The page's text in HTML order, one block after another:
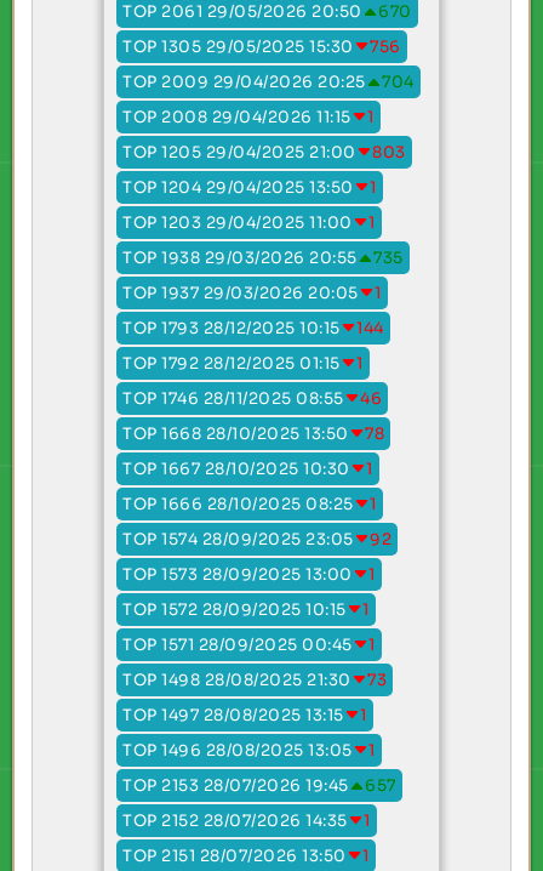
TOP 2061 29/05/2026 20:50
670
TOP 1305 29/05/2025 15:30
756
TOP 2009 29/04/2026 20:25
704
TOP 2008 29/04/2026 11:15
1
TOP 1205 29/04/2025 21:00
803
TOP 1204 29/04/2025 13:50
1
TOP 1203 29/04/2025 11:00
1
TOP 1938 29/03/2026 20:55
735
TOP 1937 29/03/2026 20:05
1
TOP 1793 28/12/2025 10:15
144
TOP 1792 28/12/2025 01:15
1
TOP 1746 28/11/2025 08:55
46
TOP 1668 28/10/2025 13:50
78
TOP 1667 28/10/2025 10:30
1
TOP 1666 28/10/2025 08:25
1
TOP 1574 28/09/2025 23:05
92
TOP 1573 28/09/2025 13:00
1
TOP 1572 28/09/2025 10:15
1
TOP 1571 28/09/2025 00:45
1
TOP 1498 28/08/2025 21:30
73
TOP 1497 28/08/2025 13:15
1
TOP 1496 28/08/2025 13:05
1
TOP 2153 28/07/2026 19:45
657
TOP 2152 28/07/2026 14:35
1
TOP 2151 28/07/2026 13:50
1